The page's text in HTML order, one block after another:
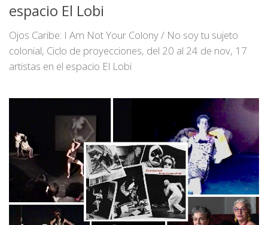
espacio El Lobi
Ojos Caribe: I Am Not Your Colony / No soy tu sujeto
colonial, Ciclo de proyecciones, del 20 al 24 de nov, 17
artistas en el espacio El Lobi